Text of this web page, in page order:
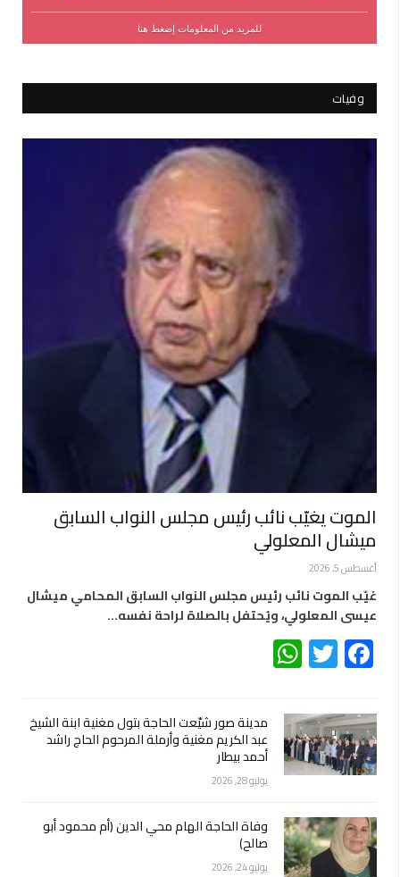
للمزيد من المعلومات إضغط هنا
وفيات
الموت يغيّب نائب رئيس مجلس النواب السابق
ميشال المعلولي
أغسطس 5, 2026
غيّب الموت نائب رئيس مجلس النواب السابق المحامي ميشال
عيسى المعلولي، ويُحتفل بالصلاة لراحة نفسه…
Facebook
Twitter
مدينة صور شيّعت الحاجة بتول مغنية ابنة الشيخ
عبد الكريم مغنية وأرملة المرحوم الحاج راشد
أحمد بيطار
يوليو 28, 2026
وفاة الحاجة الهام محي الدين (أم محمود أبو
صالح)
يوليو 24, 2026